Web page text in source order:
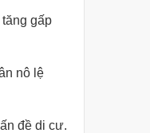
gấp
nô lệ
đề di cư.